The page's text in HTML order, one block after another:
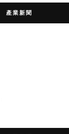
產業新聞